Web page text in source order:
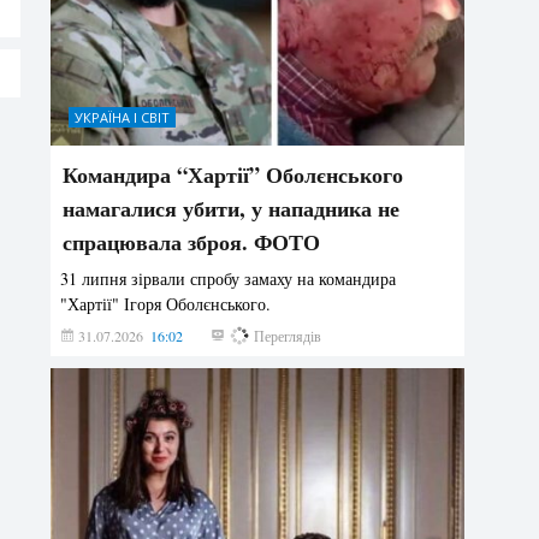
УКРАЇНА І СВІТ
Командира “Хартії” Оболєнського
намагалися убити, у нападника не
спрацювала зброя. ФОТО
31 липня зірвали спробу замаху на командира
"Хартії" Ігоря Оболєнського.
31.07.2026 16:02 194 Переглядів